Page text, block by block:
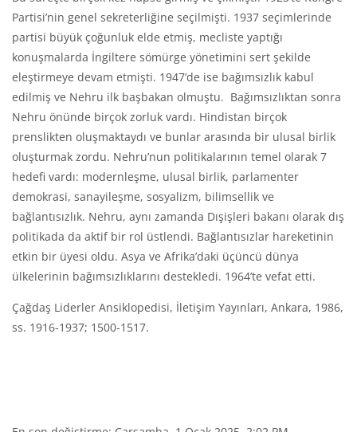
Partisi’nin genel sekreterliğine seçilmişti. 1937 seçimlerinde
partisi büyük çoğunluk elde etmiş, mecliste yaptığı
konuşmalarda İngiltere sömürge yönetimini sert şekilde
eleştirmeye devam etmişti. 1947’de ise bağımsızlık kabul
edilmiş ve Nehru ilk başbakan olmuştu. Bağımsızlıktan sonra
Nehru önünde birçok zorluk vardı. Hindistan birçok
prenslikten oluşmaktaydı ve bunlar arasında bir ulusal birlik
oluşturmak zordu. Nehru’nun politikalarının temel olarak 7
hedefi vardı: modernleşme, ulusal birlik, parlamenter
demokrasi, sanayileşme, sosyalizm, bilimsellik ve
bağlantısızlık. Nehru, aynı zamanda Dışişleri bakanı olarak dış
politikada da aktif bir rol üstlendi. Bağlantısızlar hareketinin
etkin bir üyesi oldu. Asya ve Afrika’daki üçüncü dünya
ülkelerinin bağımsızlıklarını destekledi. 1964’te vefat etti.
Çağdaş Liderler Ansiklopedisi, İletişim Yayınları, Ankara, 1986,
ss. 1916-1937; 1500-1517.